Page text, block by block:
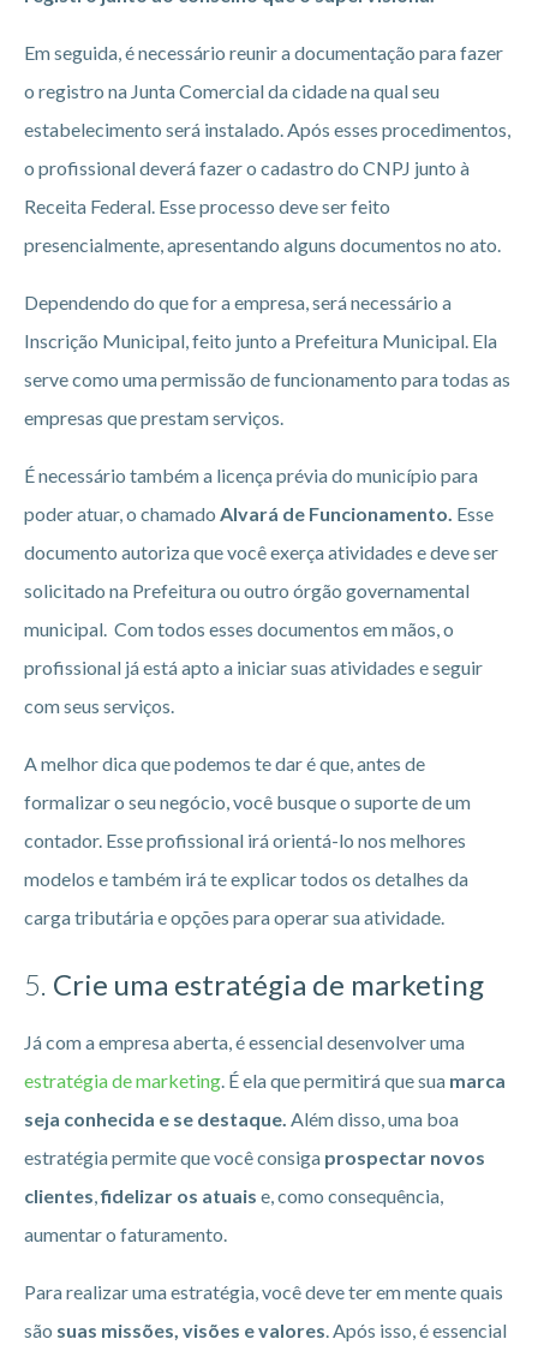
Em seguida, é necessário reunir a documentação para fazer
o registro na Junta Comercial da cidade na qual seu
estabelecimento será instalado. Após esses procedimentos,
o profissional deverá fazer o cadastro do CNPJ junto à
Receita Federal. Esse processo deve ser feito
presencialmente, apresentando alguns documentos no ato.
Dependendo do que for a empresa, será necessário a
Inscrição Municipal, feito junto a Prefeitura Municipal. Ela
serve como uma permissão de funcionamento para todas as
empresas que prestam serviços.
É necessário também a licença prévia do município para
poder atuar, o chamado Alvará de Funcionamento. Esse
documento autoriza que você exerça atividades e deve ser
solicitado na Prefeitura ou outro órgão governamental
municipal. Com todos esses documentos em mãos, o
profissional já está apto a iniciar suas atividades e seguir
com seus serviços.
A melhor dica que podemos te dar é que, antes de
formalizar o seu negócio, você busque o suporte de um
contador. Esse profissional irá orientá-lo nos melhores
modelos e também irá te explicar todos os detalhes da
carga tributária e opções para operar sua atividade.
5. Crie uma estratégia de marketing
Já com a empresa aberta, é essencial desenvolver uma
estratégia de marketing. É ela que permitirá que sua marca
seja conhecida e se destaque. Além disso, uma boa
estratégia permite que você consiga prospectar novos
clientes,fidelizar os atuais e, como consequência,
aumentar o faturamento.
Para realizar uma estratégia, você deve ter em mente quais
são suas missões, visões e valores. Após isso, é essencial